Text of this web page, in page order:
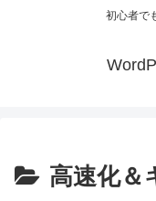
初心者で
高速化＆